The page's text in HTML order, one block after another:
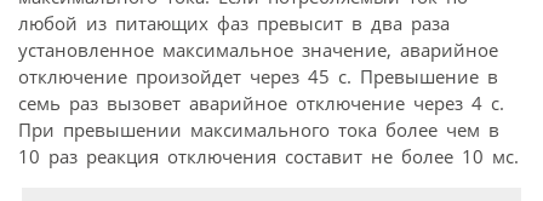
любой из питающих фаз превысит в два раза
установленное максимальное значение, аварийное
отключение произойдет через 45 с. Превышение в
семь раз вызовет аварийное отключение через 4 с.
При превышении максимального тока более чем в
10 раз реакция отключения составит не более 10 мс.